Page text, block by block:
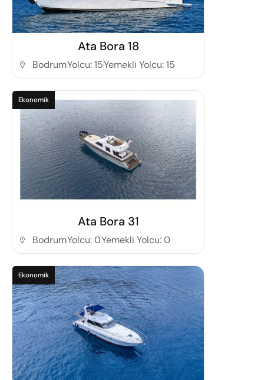
Detaylı İncele
Ata Bora 18
BodrumYolcu: 15Yemekli Yolcu: 15
Detaylı İncele
Ekonomik
Ata Bora 31
BodrumYolcu: 0Yemekli Yolcu: 0
Detaylı İncele
Ekonomik